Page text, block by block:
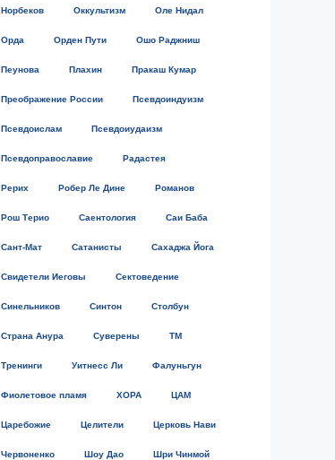
Норбеков Оккультизм Оле Нидал
Орда Орден Пути Ошо Раджниш
Пеунова Плахин Пракаш Кумар
Преображение России Псевдоиндуизм
Псевдоислам Псевдоиудаизм
Псевдоправославие Радастея
Рерих Робер Ле Дине Романов
Рош Терио Саентология Саи Баба
Сант-Мат Сатанисты Сахаджа Йога
Свидетели Иеговы Сектоведение
Синельников Синтон Столбун
Страна Анура Суверены ТМ
Тренинги Уитнесс Ли Фалуньгун
Фиолетовое пламя ХОРА ЦАМ
Царебожие Целители Церковь Нави
Червоненко Шоу Дао Шри Чинмой